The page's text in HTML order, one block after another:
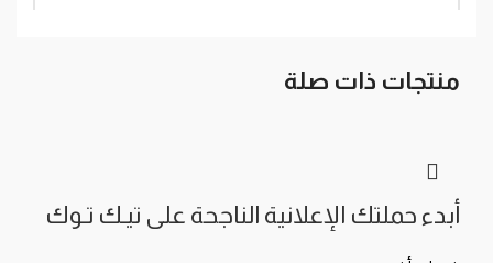
الاسم*
منتجات ذات صلة
أبدء حملتك الإعلانية الناجحة على تيـك تـوك